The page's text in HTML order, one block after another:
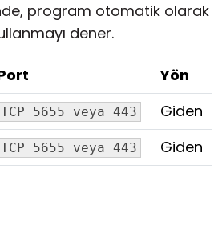
program otomatik olarak
dener.
Yön
TCP 5655 veya 443
Giden
TCP 5655 veya 443 Giden